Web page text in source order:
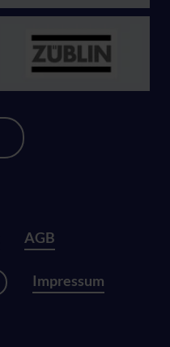
AGB
Impressum